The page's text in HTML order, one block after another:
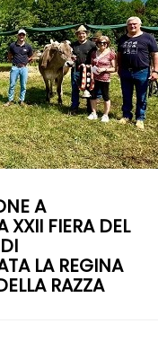
A
XXII FIERA DEL
LA REGINA
RAZZA